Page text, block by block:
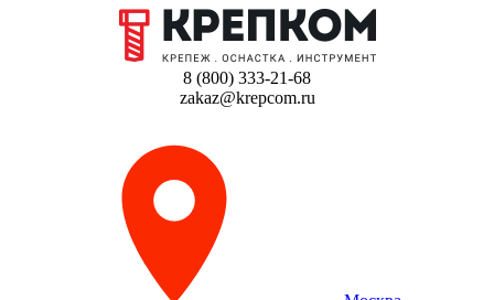
8 (800) 333-21-68
zakaz@krepcom.ru